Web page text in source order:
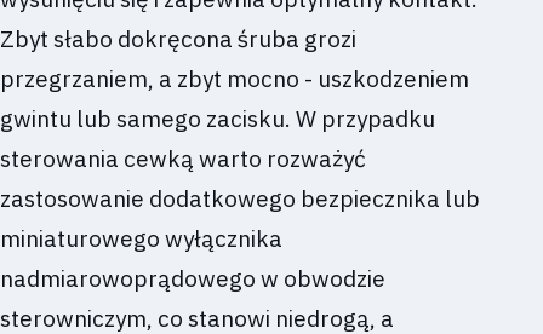
Zbyt słabo dokręcona śruba grozi
przegrzaniem, a zbyt mocno - uszkodzeniem
gwintu lub samego zacisku. W przypadku
sterowania cewką warto rozważyć
zastosowanie dodatkowego bezpiecznika lub
miniaturowego wyłącznika
nadmiarowoprądowego w obwodzie
sterowniczym, co stanowi niedrogą, a